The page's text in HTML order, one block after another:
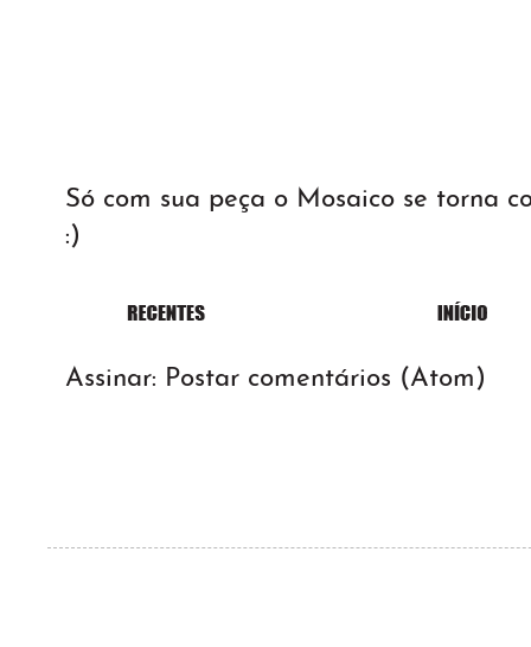
Só com sua peça o Mosaico se torna
:)
Assinar: Postar comentários (Atom)